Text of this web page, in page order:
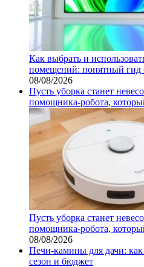
Как выбрать и
помещений: понятный гид
08/08/2026
Пусть уборка станет
помощника‑робота,
Пусть уборка станет
помощника‑робота,
08/08/2026
Печи-камины для дачи:
сезон и бюджет